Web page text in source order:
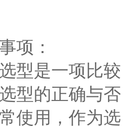
项：
型是一项比较
型的正确与否
使用，作为选